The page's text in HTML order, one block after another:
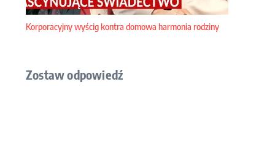
Korporacyjny wyścig kontra domowa harmonia rodziny
Zostaw odpowiedź